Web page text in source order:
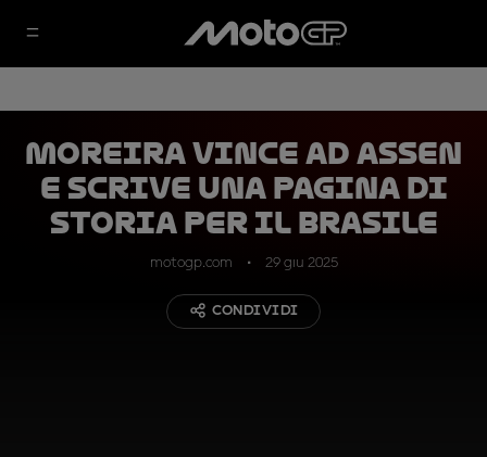
Moreira vince ad Assen
e scrive una pagina di
storia per il Brasile
motogp.com 29 giu 2025
CONDIVIDI